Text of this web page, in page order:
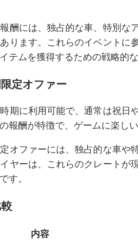
酬には、独占的な車、特別な
ります。これらのイベントに
テムを獲得するための戦略的な
定オファー
期に利用可能で、通常は祝日
報酬が特徴で、ゲームに楽しい
オファーには、独占的な車や
ヤーは、これらのクレートが
す。
内容